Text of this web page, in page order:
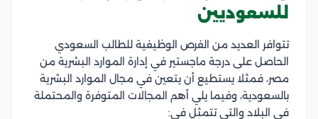
للسعوديين
تتوافر العديد من الفرص الوظيفية للطالب السعودي
الحاصل على درجة ماجستير في إدارة الموارد البشرية من
مصر، فمثلا يستطيع أن يتعين في مجال الموارد البشرية
بالسعودية، وفيما يلي أهم المجالات المتوفرة والمحتملة
في البلاد والتي تتمثل في: